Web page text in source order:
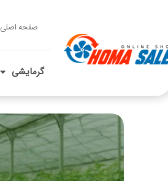
صفحه اصلی
گرمایشی